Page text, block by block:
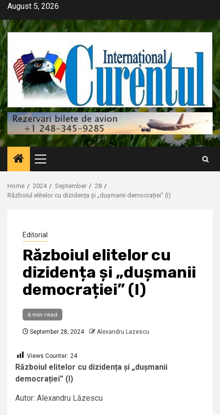
Skip
content
August 5, 2026
Primary
Menu
Home 2024 September
28
Războiul elitelor cu dizidența și „dușmanii democrației” (I)
Editorial
Războiul elitelor cu
dizidența și „dușmanii
democrației” (I)
6 min read
September 28, 2024 Alexandru Lazescu
Views Counter: 24
Războiul elitelor cu dizidența și „dușmanii
democrației” (I)
Autor: Alexandru Lăzescu